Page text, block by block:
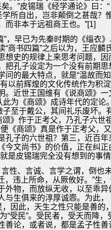
。”皮锡瑞《经学通论》曰：
所自出，岂非颠倒之甚哉？
非本于远祖商王也。”[1]
，早已为先秦时期的《缁衣
商书四篇”之后以为，王应麟
想史的规律上来思考问题，因
把孔子设定为一个没有前期思
的最大特点，就是“温故而知
以前辉煌的文化传统作为积
。近世王国维有《说商颂》一
为《商颂》成诗年代的定论
至于戴公，其间礼乐废坏。
》作于正考父，乃孔子六世
《商颂》真是作于正考父，
孔子的六世祖？第三，近百年
今文尚书》的价值，正在纠正
是皮锡瑞完全没有想到的事情
性、言诚、言学之谓，倒也
，违上所命，从厥攸好。”生
外物，而放纵无收，以至乖异
生俱来的淳厚诚悫。为此，
因此，天生之性只能是善的
“受民”。受民者，受天而降，
论，或者说，都是孟子性善